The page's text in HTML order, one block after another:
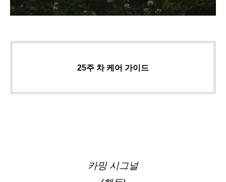
25주 차 케어 가이드
카밍 시그널